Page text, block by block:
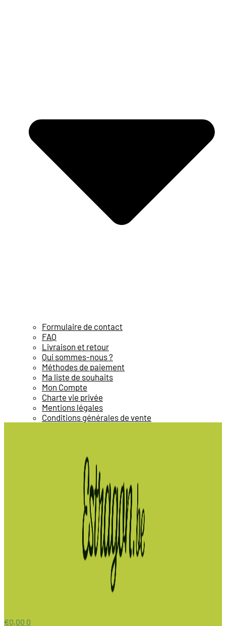
Formulaire de contact
FAQ
Livraison et retour
Qui sommes-nous ?
Méthodes de paiement
Ma liste de souhaits
Mon Compte
Charte vie privée
Mentions légales
Conditions générales de vente
€0,00 0